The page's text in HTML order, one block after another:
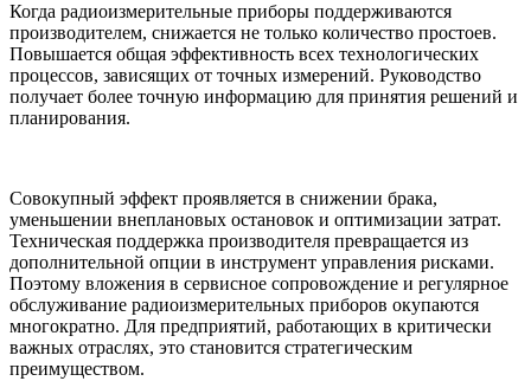
Когда радиоизмерительные приборы поддерживаются
производителем, снижается не только количество простоев.
Повышается общая эффективность всех технологических
процессов, зависящих от точных измерений. Руководство
получает более точную информацию для принятия решений и
планирования.
Совокупный эффект проявляется в снижении брака,
уменьшении внеплановых остановок и оптимизации затрат.
Техническая поддержка производителя превращается из
дополнительной опции в инструмент управления рисками.
Поэтому вложения в сервисное сопровождение и регулярное
обслуживание радиоизмерительных приборов окупаются
многократно. Для предприятий, работающих в критически
важных отраслях, это становится стратегическим
преимуществом.